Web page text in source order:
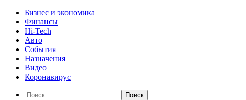
Бизнес и экономика
Финансы
Hi-Tech
Авто
События
Назначения
Видео
Коронавирус
Поиск